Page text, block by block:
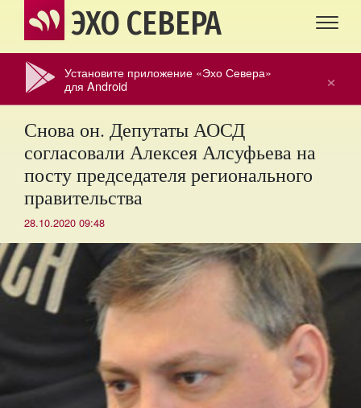
ЭХО СЕВЕРА
×
Установите приложение «Эхо Севера»
для Android
Снова он. Депутаты АОСД
согласовали Алексея Алсуфьева на
посту председателя регионального
правительства
28.10.2020 09:48